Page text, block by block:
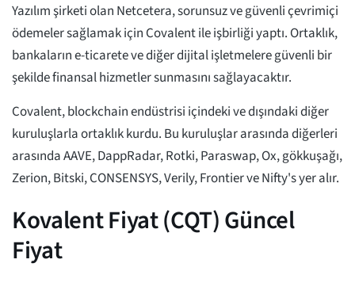
Yazılım şirketi olan Netcetera, sorunsuz ve güvenli çevrimiçi
ödemeler sağlamak için Covalent ile işbirliği yaptı. Ortaklık,
bankaların e-ticarete ve diğer dijital işletmelere güvenli bir
şekilde finansal hizmetler sunmasını sağlayacaktır.
Covalent, blockchain endüstrisi içindeki ve dışındaki diğer
kuruluşlarla ortaklık kurdu. Bu kuruluşlar arasında diğerleri
arasında AAVE, DappRadar, Rotki, Paraswap, Ox, gökkuşağı,
Zerion, Bitski, CONSENSYS, Verily, Frontier ve Nifty's yer alır.
Kovalent Fiyat (CQT) Güncel
Fiyat